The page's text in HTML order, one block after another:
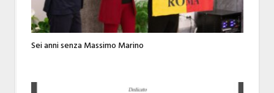
Sei anni senza Massimo Marino